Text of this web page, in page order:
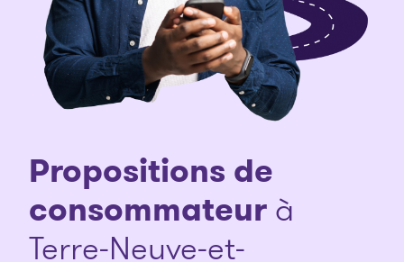
Propositions de
consommateurà
Terre-Neuve-et-